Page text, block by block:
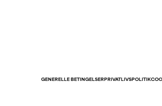
GENERELLE BETINGELSERPRIVATLIVSPOLITIK